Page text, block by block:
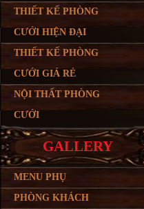
THIẾT KẾ PHÒNG
CƯỚI HIỆN ĐẠI
THIẾT KẾ PHÒNG
CƯỚI GIÁ RẺ
NỘI THẤT PHÒNG
CƯỚI
GALLERY
MENU PHỤ
PHÒNG KHÁCH